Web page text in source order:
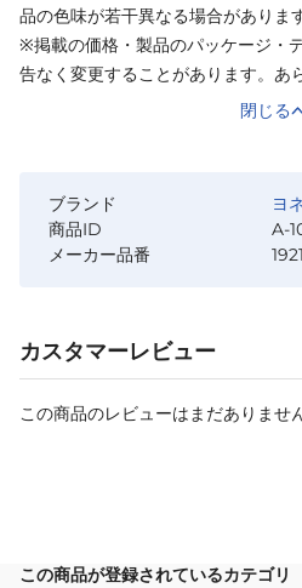
品の色味が若干異なる場合があります
※掲載の価格・製品のパッケージ・
告なく変更することがあります。あ
閉じる
ブランド
ヨ
商品ID
A-
メーカー品番
カスタマーレビュー
この商品のレビューはまだありません
この商品が登録されているカテゴリ